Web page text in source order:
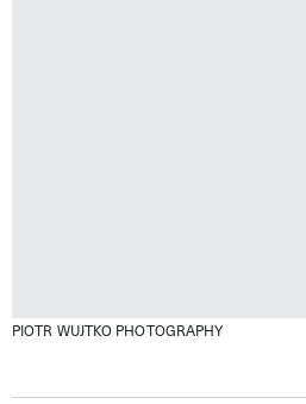
PIOTR WUJTKO PHOTOGRAPHY